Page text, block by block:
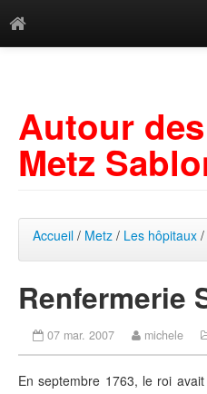
Mots-clés
Autour
Metz
Accueil / Metz / Les hôpitaux
Renfermerie
07 mar. 2007 michele
En septembre 1763, le roi